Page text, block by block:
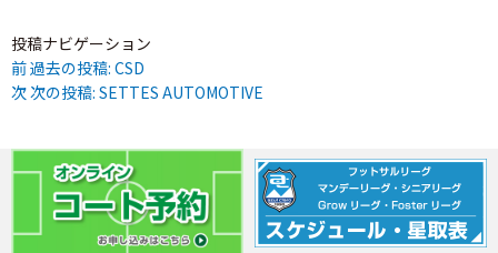
投稿ナビゲーション
前過去の投稿: CSD
次次の投稿: SETTES AUTOMOTIVE